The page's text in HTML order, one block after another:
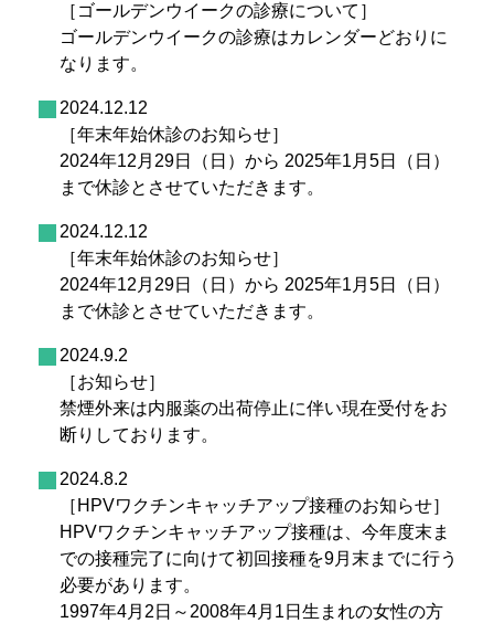
［ゴールデンウイークの診療について］
ゴールデンウイークの診療はカレンダーどおりに
なります。
2024.12.12
［年末年始休診のお知らせ］
2024年12月29日（日）から 2025年1月5日（日）
まで休診とさせていただきます。
2024.12.12
［年末年始休診のお知らせ］
2024年12月29日（日）から 2025年1月5日（日）
まで休診とさせていただきます。
2024.9.2
［お知らせ］
禁煙外来は内服薬の出荷停止に伴い現在受付をお
断りしております。
2024.8.2
［HPVワクチンキャッチアップ接種のお知らせ］
HPVワクチンキャッチアップ接種は、今年度末ま
での接種完了に向けて初回接種を9月末までに行う
必要があります。
1997年4月2日～2008年4月1日生まれの女性の方